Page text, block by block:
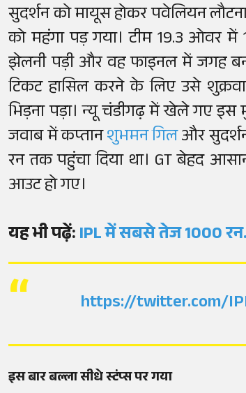
सुदर्शन को मायूस होकर पवेलियन
को महंगा पड़ गया। टीम 19.3 ओवर में
झेलनी पड़ी और वह फाइनल में जगह
टिकट हासिल करने के लिए उसे
भिड़ना पड़ा। न्यू चंडीगढ़ में खेले गए इस
जवाब में कप्तानशुभमन गिलऔर
रन तक पहुंचा दिया था। GT बेहद
आउट हो गए।
यह भी पढ़ें:IPL में सबसे तेज 1000
https://twitter.com/
इस बार बल्ला सीधे स्टंप्स पर गया